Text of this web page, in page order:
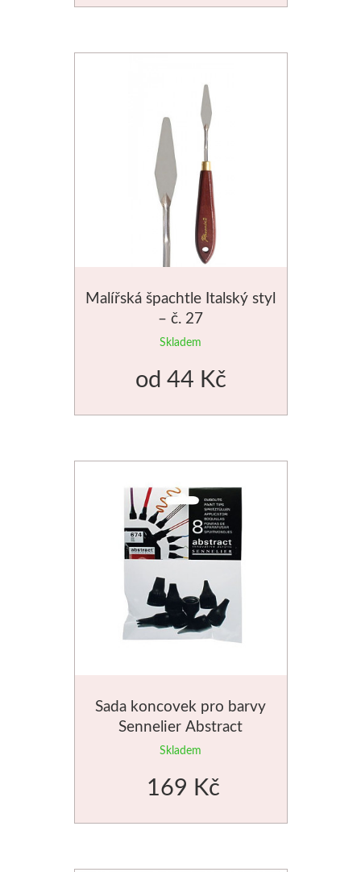
Malířská špachtle Italský styl
– č. 27
Skladem
od 44 Kč
Sada koncovek pro barvy
Sennelier Abstract
Skladem
169 Kč